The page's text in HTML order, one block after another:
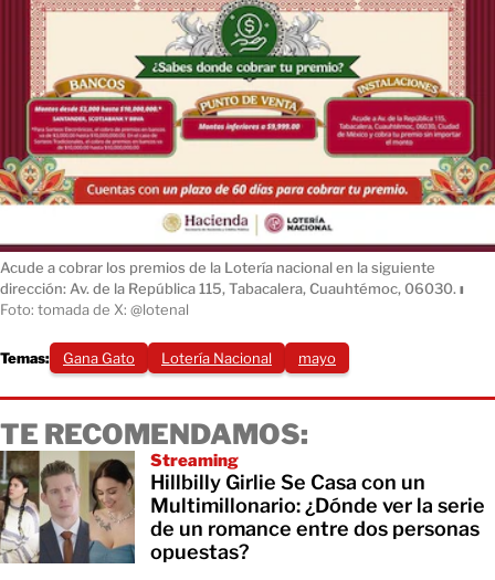
Acude a cobrar los premios de la Lotería nacional en la siguiente
dirección: Av. de la República 115, Tabacalera, Cuauhtémoc, 06030. ı
Foto: tomada de X: @lotenal
Temas: Gana Gato Lotería Nacional mayo
TE RECOMENDAMOS:
Streaming
Hillbilly Girlie Se Casa con un
Multimillonario: ¿Dónde ver la serie
de un romance entre dos personas
opuestas?